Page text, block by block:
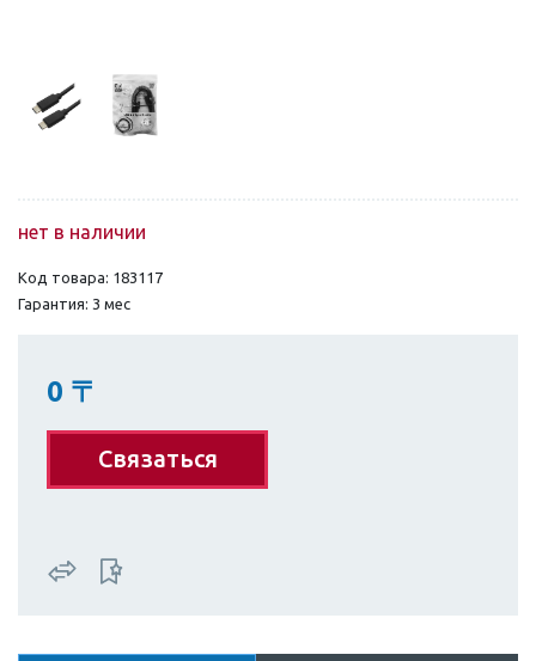
нет в наличии
Код товара: 183117
Гарантия: 3 мес
0 〒
Связаться